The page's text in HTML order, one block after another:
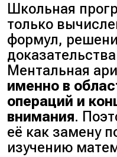
Школьная
только
формул,
Ментальная
именно в
операций и
внимания.
её как замену
изучению